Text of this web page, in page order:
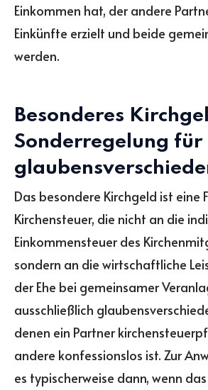
Einkommen hat, der andere
Einkünfte erzielt und beide
werden.
Besonderes
Sonderregelung für
Das besondere Kirchgeld ist eine
Kirchensteuer, die nicht an die
Einkommensteuer des
sondern an die wirtschaftliche
der Ehe bei gemeinsamer
ausschließlich
denen ein Partner
andere konfessionslos ist. Zur
es typischerweise dann, wenn